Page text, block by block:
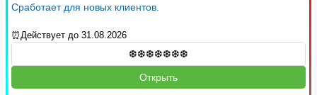
Сработает для новых клиентов.
⏰Действует до 31.08.2026
Открыть